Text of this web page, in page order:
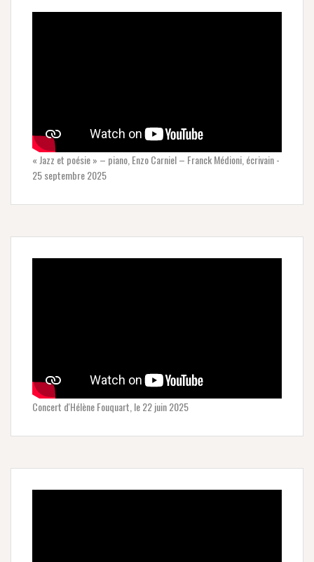
« Jazz et poésie » – piano, Enzo Carniel – Franck Médioni, écrivain -
25 septembre 2025
Concert d'Hélène Fouquart, le 22 juin 2025